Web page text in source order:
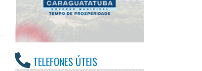
TELEFONES ÚTEIS